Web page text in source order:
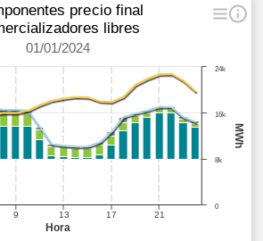
Hora
MWh
precio final
libres
01/01/2024
9 13 17 21
0
24k
8k
16k